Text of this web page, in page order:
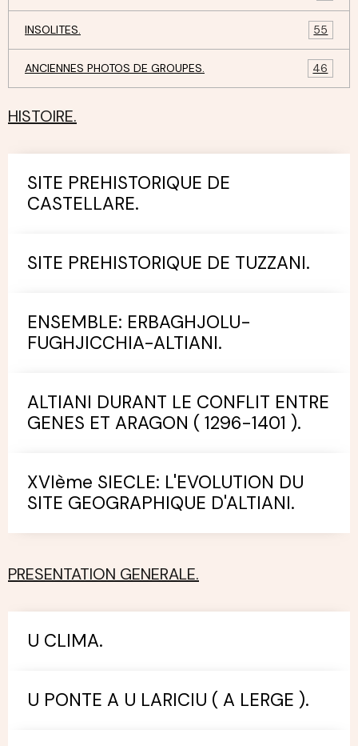
INSOLITES. 55
ANCIENNES PHOTOS DE GROUPES. 46
HISTOIRE.
SITE PREHISTORIQUE DE
CASTELLARE.
SITE PREHISTORIQUE DE TUZZANI.
ENSEMBLE: ERBAGHJOLU-
FUGHJICCHIA-ALTIANI.
ALTIANI DURANT LE CONFLIT ENTRE
GENES ET ARAGON ( 1296-1401 ).
XVIème SIECLE: L'EVOLUTION DU
SITE GEOGRAPHIQUE D'ALTIANI.
PRESENTATION GENERALE.
U CLIMA.
U PONTE A U LARICIU ( A LERGE ).